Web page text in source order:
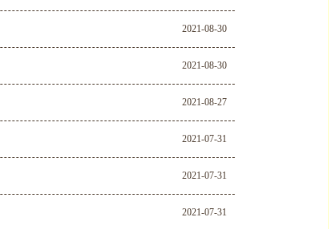
2021-08-30
2021-08-30
2021-08-27
2021-07-31
2021-07-31
2021-07-31